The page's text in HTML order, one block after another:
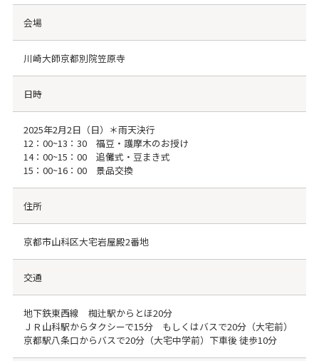
会場
川崎大師京都別院笠原寺
日時
2025年2月2日（日）＊雨天決行
12：00~13：30 福豆・護摩木のお授け
14：00~15：00 追儺式・豆まき式
15：00~16：00 景品交換
住所
京都市山科区大宅岩屋殿2番地
交通
地下鉄東西線 椥辻駅からとほ20分
ＪＲ山科駅からタクシーで15分 もしくはバスで20分（大宅前）
京都駅八条口からバスで20分（大宅中学前）下車後 徒歩10分